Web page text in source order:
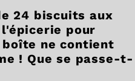
24 biscuits aux
pour
ne contient
! Que se passe-t-